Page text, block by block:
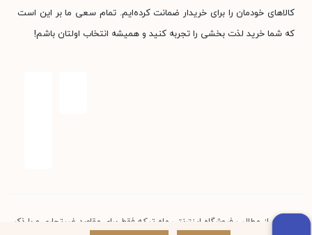
کالاهای خودمان را برای خریدار ضمانت کرده‌ایم. تمام سعی ما بر این است
که شما خرید لذت بخشی را تجربه کنید و همیشه انتخاب اولتان باشم!
استفاده از مطالب فروشگاه اینترنتی ماه تیکه فقط برای مقاصد غیرتجاری و با ذکر